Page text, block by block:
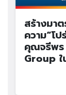
สร้างมา
ความ“โ
คุณจรีพร
Group